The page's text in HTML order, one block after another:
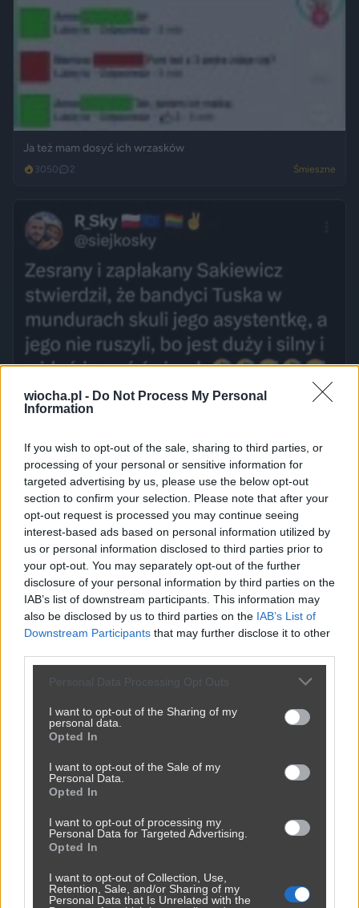
wiocha.pl - Do Not Process My Personal
Information
If you wish to opt-out of the sale, sharing to third parties, or
processing of your personal or sensitive information for
targeted advertising by us, please use the below opt-out
section to confirm your selection. Please note that after your
opt-out request is processed you may continue seeing
interest-based ads based on personal information utilized by
us or personal information disclosed to third parties prior to
your opt-out. You may separately opt-out of the further
disclosure of your personal information by third parties on the
IAB’s list of downstream participants. This information may
also be disclosed by us to third parties on the IAB’s List of
Downstream Participants that may further disclose it to other
Personal Data Processing Opt Outs
I want to opt-out of the Sharing of my
personal data.
Opted In
I want to opt-out of the Sale of my
Personal Data.
Opted In
I want to opt-out of processing my
Personal Data for Targeted Advertising.
Opted In
I want to opt-out of Collection, Use,
Retention, Sale, and/or Sharing of my
Personal Data that Is Unrelated with the
Ja też mam dosyć ich wrzasków
3050 2 Śmieszne